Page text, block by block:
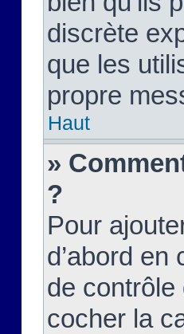
discrète
que les
propre
Haut
»
?
Pour
d’abord en
de contrôle
cocher la